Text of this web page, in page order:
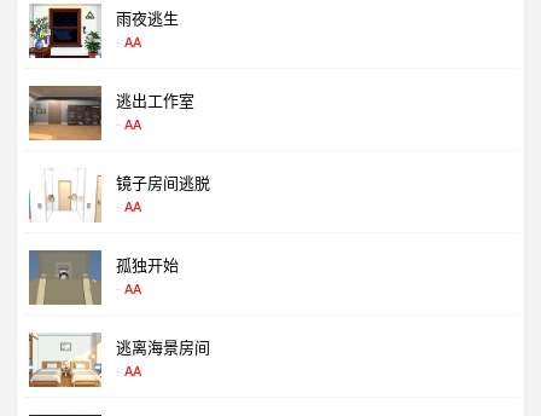
雨夜逃生
- AA
逃出工作室
- AA
镜子房间逃脱
- AA
孤独开始
- AA
逃离海景房间
- AA